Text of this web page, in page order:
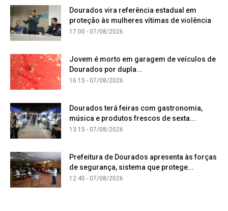
Dourados vira referência estadual em
proteção às mulheres vítimas de violência
17:00 - 07/08/2026
Jovem é morto em garagem de veículos de
Dourados por dupla...
16:15 - 07/08/2026
Dourados terá feiras com gastronomia,
música e produtos frescos de sexta...
13:15 - 07/08/2026
Prefeitura de Dourados apresenta às forças
de segurança, sistema que protege...
12:45 - 07/08/2026